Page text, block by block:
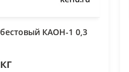
КАОН-1 0,3